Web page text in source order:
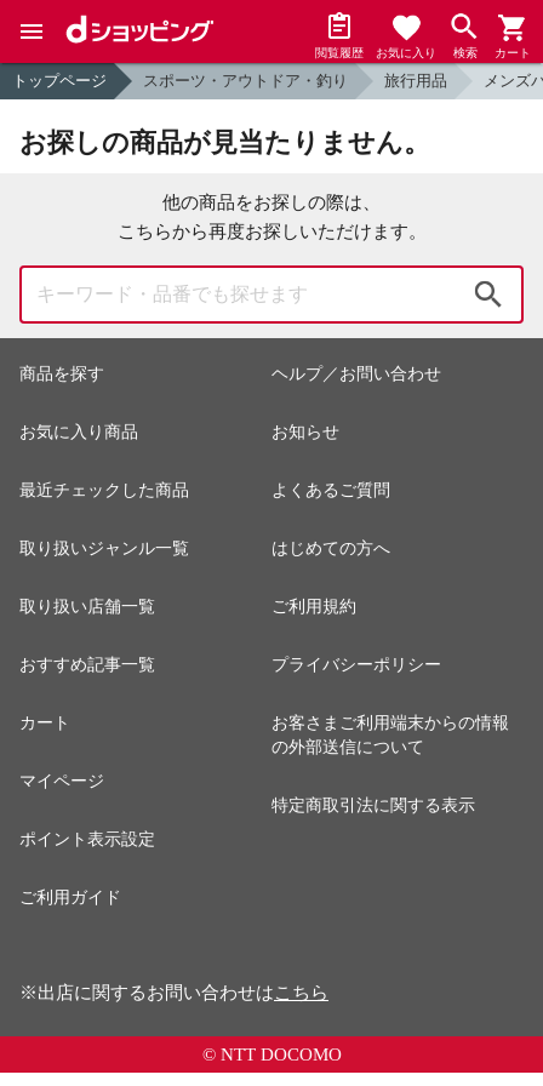
閲覧履歴 お気に入り 検索 カート
トップページ スポーツ・アウトドア・釣り 旅行用品 メンズ
お探しの商品が見当たりません。
他の商品をお探しの際は、
こちらから再度お探しいただけます。
商品を探す
お気に入り商品
最近チェックした商品
取り扱いジャンル一覧
取り扱い店舗一覧
おすすめ記事一覧
カート
マイページ
ポイント表示設定
ご利用ガイド
ヘルプ／お問い合わせ
お知らせ
よくあるご質問
はじめての方へ
ご利用規約
プライバシーポリシー
お客さまご利用端末からの情報
の外部送信について
特定商取引法に関する表示
※出店に関するお問い合わせはこちら
© NTT DOCOMO